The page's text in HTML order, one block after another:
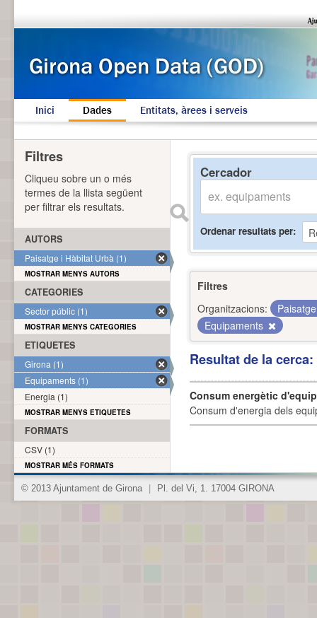
Inici Dades Entitats, àrees i serveis
Cercador
Ordenar resultats per
Filtres
Organitzacions:
Equipaments
Resultat de la
Consum energètic
Consum d'energia dels
Filtres
Cliqueu sobre un o més
termes de la llista següent
per filtrar els resultats.
AUTORS
Paisatge i Hàbitat Urbà (1)
MOSTRAR MENYS AUTORS
CATEGORIES
Sector públic (1)
MOSTRAR MENYS CATEGORIES
ETIQUETES
Girona (1)
Equipaments (1)
Energia (1)
MOSTRAR MENYS ETIQUETES
FORMATS
CSV (1)
MOSTRAR MÉS FORMATS
© 2013 Ajuntament de Girona Pl. del Vi, 1. 17004 GIRONA